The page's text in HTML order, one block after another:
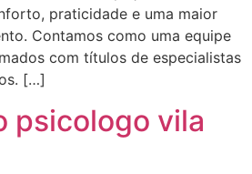
praticidade e uma maior
Contamos como uma equipe
com títulos de especialistas
[…]
psicologo vila